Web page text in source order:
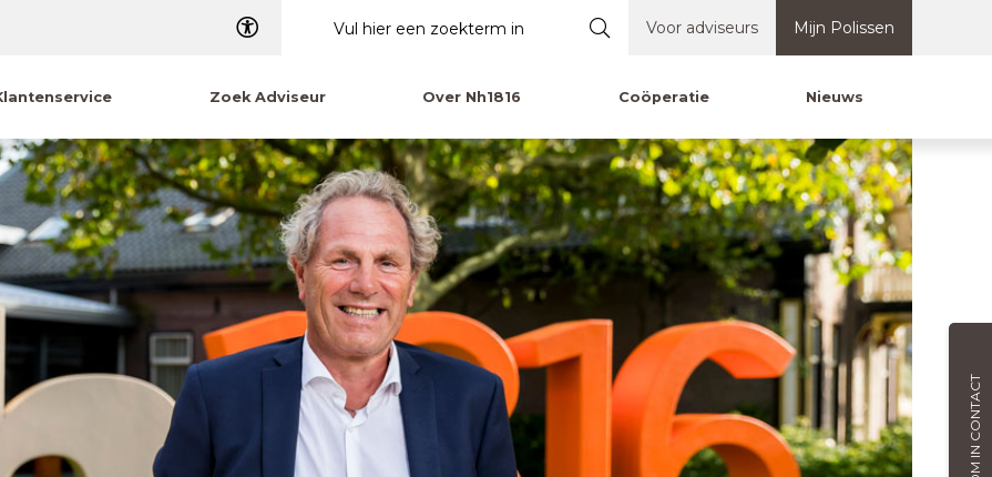
Dyslexie Voor adviseurs Mijn Polissen
Zoek Adviseur Over Nh1816 Coöperatie Nieuws
KOM IN CONTACT